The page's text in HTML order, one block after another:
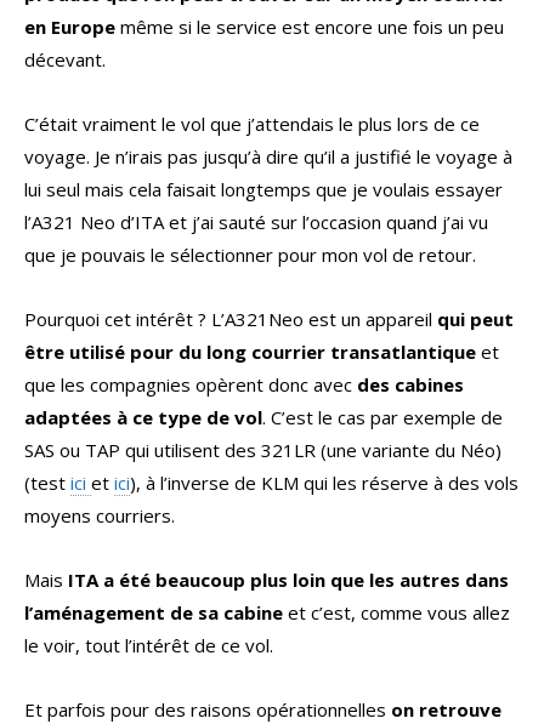
en Europe même si le service est encore une fois un peu
décevant.
C’était vraiment le vol que j’attendais le plus lors de ce
voyage. Je n’irais pas jusqu’à dire qu’il a justifié le voyage à
lui seul mais cela faisait longtemps que je voulais essayer
l’A321 Neo d’ITA et j’ai sauté sur l’occasion quand j’ai vu
que je pouvais le sélectionner pour mon vol de retour.
Pourquoi cet intérêt ? L’A321Neo est un appareil qui peut
être utilisé pour du long courrier transatlantique et
que les compagnies opèrent donc avec des cabines
adaptées à ce type de vol. C’est le cas par exemple de
SAS ou TAP qui utilisent des 321LR (une variante du Néo)
(test ici et ici), à l’inverse de KLM qui les réserve à des vols
moyens courriers.
Mais ITA a été beaucoup plus loin que les autres dans
l’aménagement de sa cabine et c’est, comme vous allez
le voir, tout l’intérêt de ce vol.
Et parfois pour des raisons opérationnelles on retrouve